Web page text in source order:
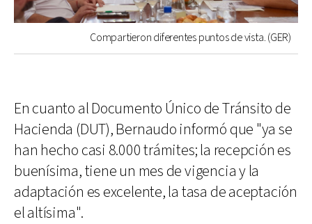
Compartieron diferentes puntos de vista. (GER)
En cuanto al Documento Único de Tránsito de
Hacienda (DUT), Bernaudo informó que "ya se
han hecho casi 8.000 trámites; la recepción es
buenísima, tiene un mes de vigencia y la
adaptación es excelente, la tasa de aceptación
el altísima".